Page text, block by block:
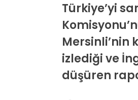
Türkiye’yi
Mersinli’nin
izlediği ve
düşüren